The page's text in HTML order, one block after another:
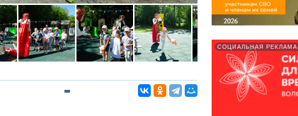
СОЦИАЛЬНАЯ РЕКЛАМА